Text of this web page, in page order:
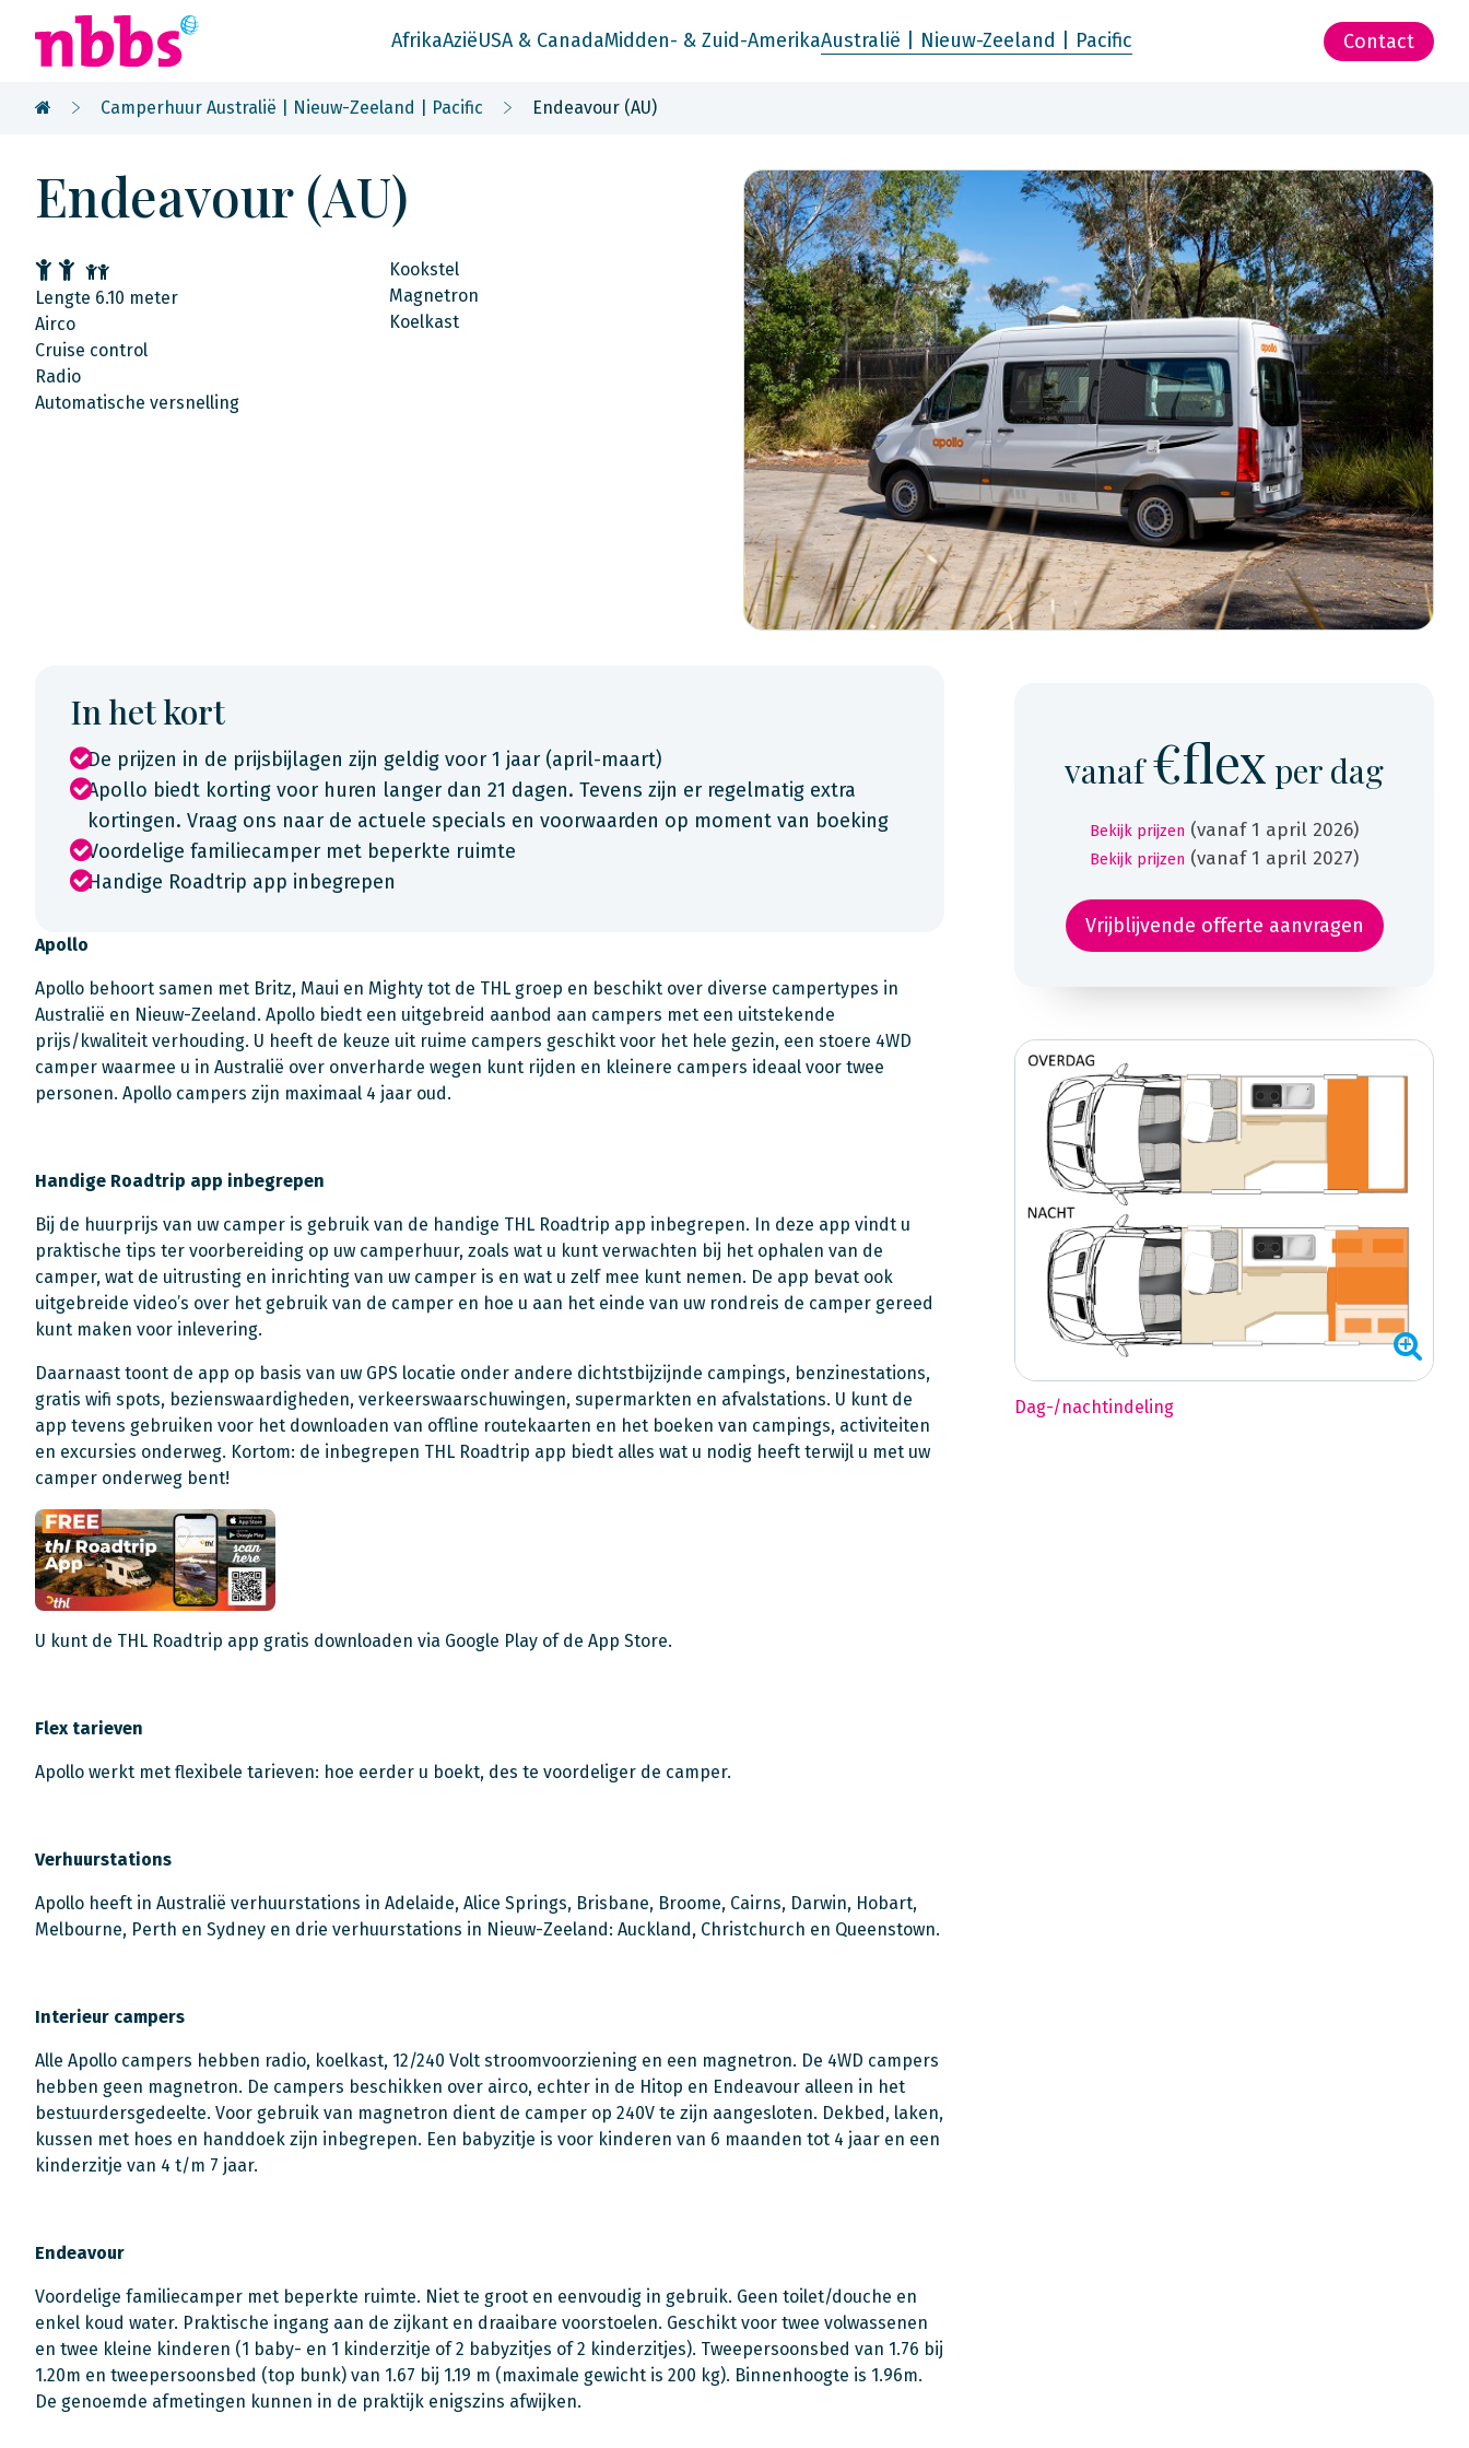
AfrikaAziëUSA & CanadaMidden- & Zuid-AmerikaAustralië | Nieuw-Zeeland | Pacific Contact
Camperhuur Australië | Nieuw-Zeeland | Pacific Endeavour (AU)
Endeavour (AU)
Lengte 6.10 meter
Airco
Cruise control
Radio
Automatische versnelling
Kookstel
Magnetron
Koelkast
In het kort
De prijzen in de prijsbijlagen zijn geldig voor 1 jaar (april-maart)
Apollo biedt korting voor huren langer dan 21 dagen. Tevens zijn er regelmatig extra
kortingen. Vraag ons naar de actuele specials en voorwaarden op moment van boeking
Voordelige familiecamper met beperkte ruimte
Handige Roadtrip app inbegrepen
Apollo
Apollo behoort samen met Britz, Maui en Mighty tot de THL groep en beschikt over diverse campertypes in
Australië en Nieuw-Zeeland. Apollo biedt een uitgebreid aanbod aan campers met een uitstekende
prijs/kwaliteit verhouding. U heeft de keuze uit ruime campers geschikt voor het hele gezin, een stoere 4WD
camper waarmee u in Australië over onverharde wegen kunt rijden en kleinere campers ideaal voor twee
personen. Apollo campers zijn maximaal 4 jaar oud.
Handige Roadtrip app inbegrepen
Bij de huurprijs van uw camper is gebruik van de handige THL Roadtrip app inbegrepen. In deze app vindt u
praktische tips ter voorbereiding op uw camperhuur, zoals wat u kunt verwachten bij het ophalen van de
camper, wat de uitrusting en inrichting van uw camper is en wat u zelf mee kunt nemen. De app bevat ook
uitgebreide video’s over het gebruik van de camper en hoe u aan het einde van uw rondreis de camper gereed
kunt maken voor inlevering.
Daarnaast toont de app op basis van uw GPS locatie onder andere dichtstbijzijnde campings, benzinestations,
gratis wifi spots, bezienswaardigheden, verkeerswaarschuwingen, supermarkten en afvalstations. U kunt de
app tevens gebruiken voor het downloaden van offline routekaarten en het boeken van campings, activiteiten
en excursies onderweg. Kortom: de inbegrepen THL Roadtrip app biedt alles wat u nodig heeft terwijl u met uw
camper onderweg bent!
U kunt de THL Roadtrip app gratis downloaden via Google Play of de App Store.
Flex tarieven
Apollo werkt met flexibele tarieven: hoe eerder u boekt, des te voordeliger de camper.
Verhuurstations
Apollo heeft in Australië verhuurstations in Adelaide, Alice Springs, Brisbane, Broome, Cairns, Darwin, Hobart,
Melbourne, Perth en Sydney en drie verhuurstations in Nieuw-Zeeland: Auckland, Christchurch en Queenstown.
Interieur campers
Alle Apollo campers hebben radio, koelkast, 12/240 Volt stroomvoorziening en een magnetron. De 4WD campers
hebben geen magnetron. De campers beschikken over airco, echter in de Hitop en Endeavour alleen in het
bestuurdersgedeelte. Voor gebruik van magnetron dient de camper op 240V te zijn aangesloten. Dekbed, laken,
kussen met hoes en handdoek zijn inbegrepen. Een babyzitje is voor kinderen van 6 maanden tot 4 jaar en een
kinderzitje van 4 t/m 7 jaar.
Endeavour
Voordelige familiecamper met beperkte ruimte. Niet te groot en eenvoudig in gebruik. Geen toilet/douche en
enkel koud water. Praktische ingang aan de zijkant en draaibare voorstoelen. Geschikt voor twee volwassenen
en twee kleine kinderen (1 baby- en 1 kinderzitje of 2 babyzitjes of 2 kinderzitjes). Tweepersoonsbed van 1.76 bij
1.20m en tweepersoonsbed (top bunk) van 1.67 bij 1.19 m (maximale gewicht is 200 kg). Binnenhoogte is 1.96m.
De genoemde afmetingen kunnen in de praktijk enigszins afwijken.
vanaf€flex per dag
Bekijk prijzen (vanaf 1 april 2026)
Bekijk prijzen (vanaf 1 april 2027)
Vrijblijvende offerte aanvragen
Dag-/nachtindeling